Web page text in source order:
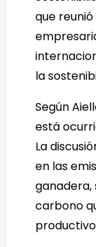
que
la
Según
está
La
en las
ganadera,
carbono